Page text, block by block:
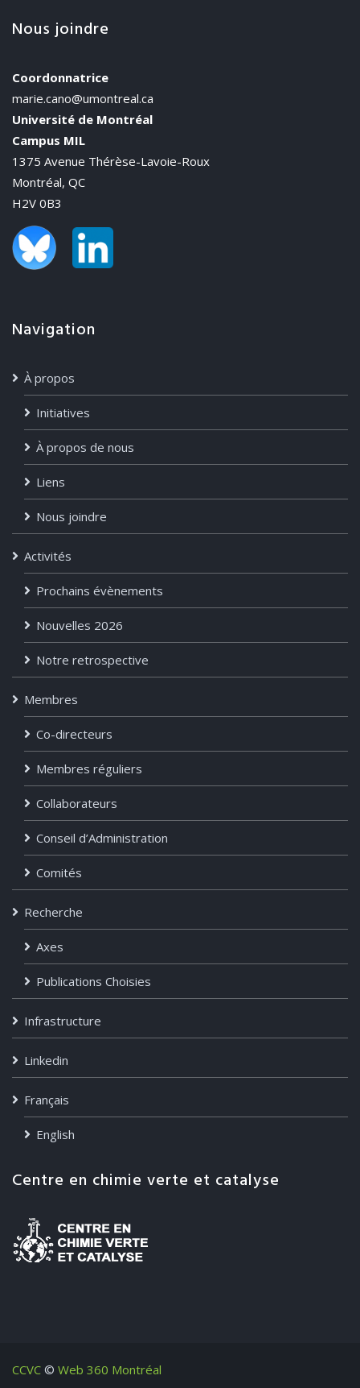
Nous joindre
Coordonnatrice
marie.cano@umontreal.ca
Université de Montréal
Campus MIL
1375 Avenue Thérèse-Lavoie-Roux
Montréal, QC
H2V 0B3
Navigation
À propos
Initiatives
À propos de nous
Liens
Nous joindre
Activités
Prochains évènements
Nouvelles 2026
Notre retrospective
Membres
Co-directeurs
Membres réguliers
Collaborateurs
Conseil d’Administration
Comités
Recherche
Axes
Publications Choisies
Infrastructure
Linkedin
Français
English
Centre en chimie verte et catalyse
CCVC © Web 360 Montréal